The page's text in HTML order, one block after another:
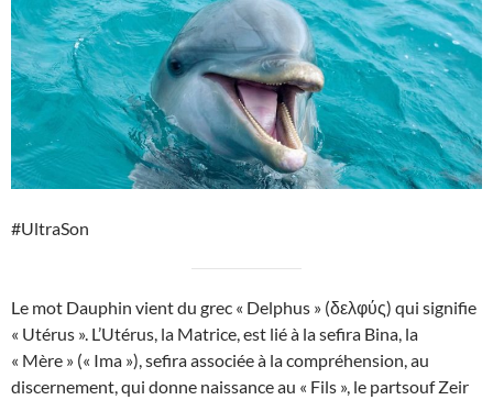
#UltraSon
Le mot Dauphin vient du grec « Delphus » (δελφύς) qui signifie
« Utérus ». L’Utérus, la Matrice, est lié à la sefira Bina, la
« Mère » (« Ima »), sefira associée à la compréhension, au
discernement, qui donne naissance au « Fils », le partsouf Zeir